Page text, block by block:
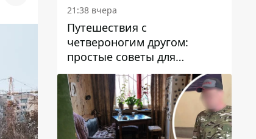
21:38 вчера
Путешествия с
четвероногим другом:
простые советы для
поездок с животными